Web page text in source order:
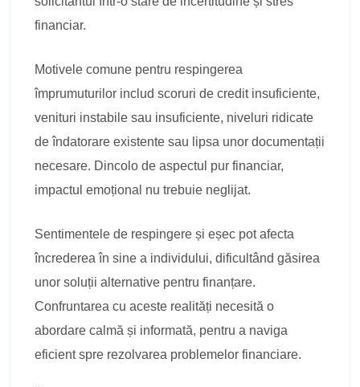
financiar.
Motivele comune pentru respingerea
împrumuturilor includ scoruri de credit insuficiente,
venituri instabile sau insuficiente, niveluri ridicate
de îndatorare existente sau lipsa unor documentații
necesare. Dincolo de aspectul pur financiar,
impactul emoțional nu trebuie neglijat.
Sentimentele de respingere și eșec pot afecta
încrederea în sine a individului, dificultând găsirea
unor soluții alternative pentru finanțare.
Confruntarea cu aceste realități necesită o
abordare calmă și informată, pentru a naviga
eficient spre rezolvarea problemelor financiare.